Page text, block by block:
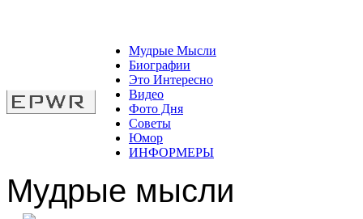
Мудрые Мысли
Биографии
Это Интересно
Видео
Фото Дня
Советы
Юмор
ИНФОРМЕРЫ
Мудрые мысли